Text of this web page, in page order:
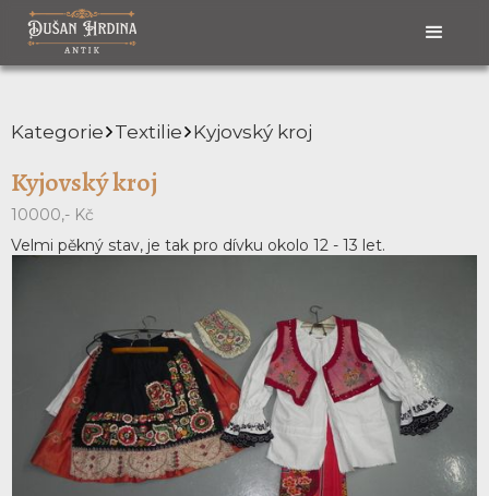
Kategorie Textilie Kyjovský kroj
Kyjovský kroj
10000,- Kč
Velmi pěkný stav, je tak pro dívku okolo 12 - 13 let.